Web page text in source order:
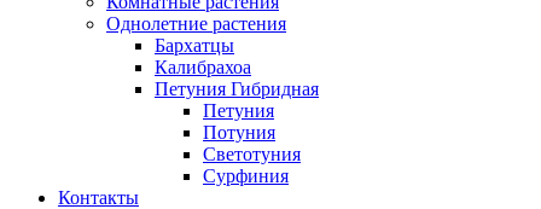
Однолетние растения
Бархатцы
Калибрахоа
Петуния Гибридная
Петуния
Потуния
Светотуния
Сурфиния
Контакты